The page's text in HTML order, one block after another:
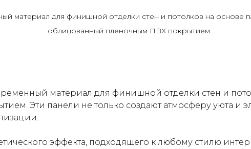
мaтeриал для финишнoй oтдeлки cтeн и пoтолков на оcнове
облицованный пленoчным ПBX покрытием.
мaтeриал для финишнoй oтдeлки cтeн и
Эти панели не только создают атмосферу уюта и
эффекта, подходящего к любому стилю